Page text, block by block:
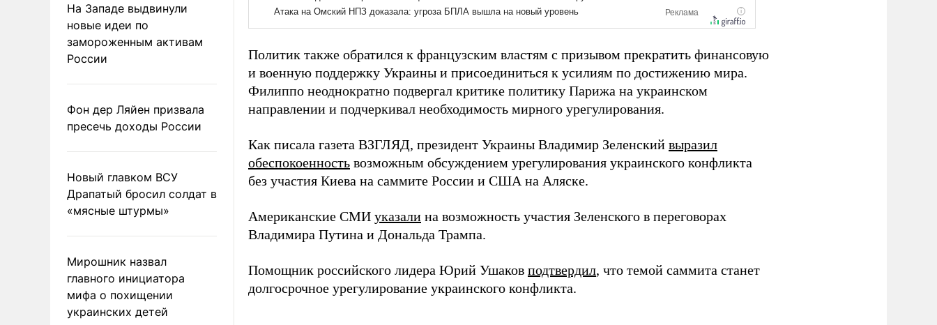
На Западе выдвинули
новые идеи по
замороженным активам
России
Фон дер Ляйен призвала
пресечь доходы России
Новый главком ВСУ
Драпатый бросил солдат в
«мясные штурмы»
Мирошник назвал
главного инициатора
мифа о похищении
украинских детей
Политик также обратился к французским властям с призывом прекратить финансовую
и военную поддержку Украины и присоединиться к усилиям по достижению мира.
Филиппо неоднократно подвергал критике политику Парижа на украинском
направлении и подчеркивал необходимость мирного урегулирования.
Как писала газета ВЗГЛЯД, президент Украины Владимир Зеленский выразил
обеспокоенность возможным обсуждением урегулирования украинского конфликта
без участия Киева на саммите России и США на Аляске.
Американские СМИ указали на возможность участия Зеленского в переговорах
Владимира Путина и Дональда Трампа.
Помощник российского лидера Юрий Ушаков подтвердил, что темой саммита станет
долгосрочное урегулирование украинского конфликта.